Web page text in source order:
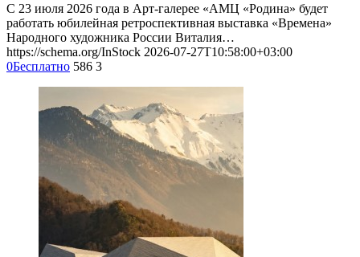
С 23 июля 2026 года в Арт-галерее «АМЦ «Родина» будет
работать юбилейная ретроспективная выставка «Времена»
Народного художника России Виталия…
https://schema.org/InStock 2026-07-27T10:58:00+03:00
0Бесплатно 586 3